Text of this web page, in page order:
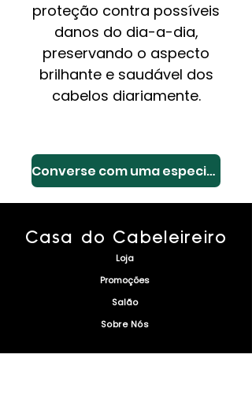
proteção contra possíveis
danos do dia-a-dia,
preservando o aspecto
brilhante e saudável dos
cabelos diariamente.
Converse com uma especialista
Casa do Cabeleireiro
Loja
Promoções
Salão
Sobre Nós